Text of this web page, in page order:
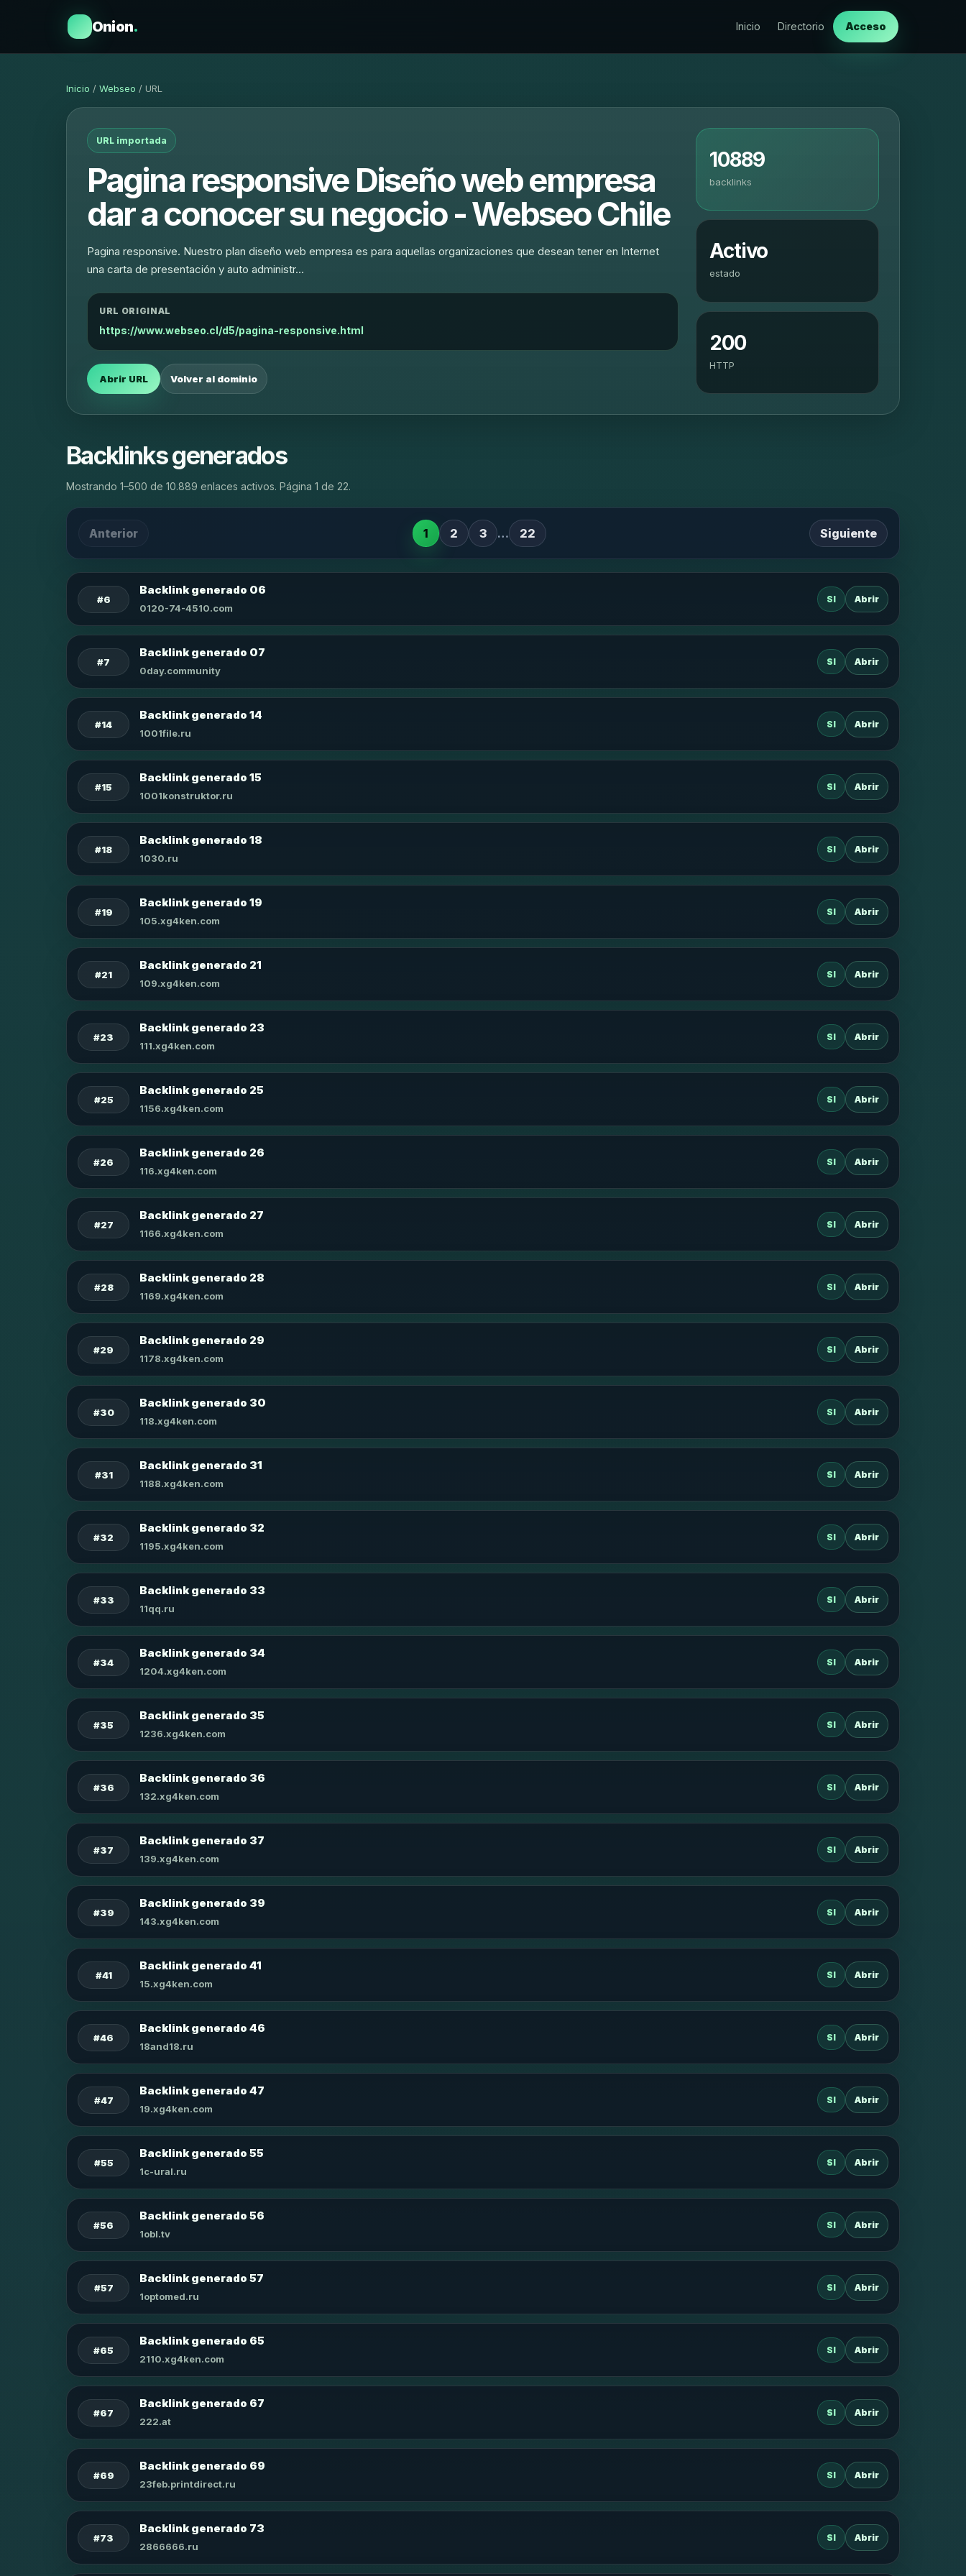
Onion. Inicio Directorio Acceso
Inicio / Webseo / URL
URL importada
Pagina responsive Diseño web empresa
dar a conocer su negocio - Webseo Chile
Pagina responsive. Nuestro plan diseño web empresa es para aquellas organizaciones que desean tener en Internet
una carta de presentación y auto administr…
URL ORIGINAL
https://www.webseo.cl/d5/pagina-responsive.html
Abrir URL Volver al dominio
10889
backlinks
Activo
estado
200
HTTP
Backlinks generados
Mostrando 1–500 de 10.889 enlaces activos. Página 1 de 22.
Anterior 1 2 3 … 22 Siguiente
#6
Backlink generado 06
0120-74-4510.com
SI Abrir
#7
Backlink generado 07
0day.community
SI Abrir
#14
Backlink generado 14
1001file.ru
SI Abrir
#15
Backlink generado 15
1001konstruktor.ru
SI Abrir
#18
Backlink generado 18
1030.ru
SI Abrir
#19
Backlink generado 19
105.xg4ken.com
SI Abrir
#21
Backlink generado 21
109.xg4ken.com
SI Abrir
#23
Backlink generado 23
111.xg4ken.com
SI Abrir
#25
Backlink generado 25
1156.xg4ken.com
SI Abrir
#26
Backlink generado 26
116.xg4ken.com
SI Abrir
#27
Backlink generado 27
1166.xg4ken.com
SI Abrir
#28
Backlink generado 28
1169.xg4ken.com
SI Abrir
#29
Backlink generado 29
1178.xg4ken.com
SI Abrir
#30
Backlink generado 30
118.xg4ken.com
SI Abrir
#31
Backlink generado 31
1188.xg4ken.com
SI Abrir
#32
Backlink generado 32
1195.xg4ken.com
SI Abrir
#33
Backlink generado 33
11qq.ru
SI Abrir
#34
Backlink generado 34
1204.xg4ken.com
SI Abrir
#35
Backlink generado 35
1236.xg4ken.com
SI Abrir
#36
Backlink generado 36
132.xg4ken.com
SI Abrir
#37
Backlink generado 37
139.xg4ken.com
SI Abrir
#39
Backlink generado 39
143.xg4ken.com
SI Abrir
#41
Backlink generado 41
15.xg4ken.com
SI Abrir
#46
Backlink generado 46
18and18.ru
SI Abrir
#47
Backlink generado 47
19.xg4ken.com
SI Abrir
#55
Backlink generado 55
1c-ural.ru
SI Abrir
#56
Backlink generado 56
1obl.tv
SI Abrir
#57
Backlink generado 57
1optomed.ru
SI Abrir
#65
Backlink generado 65
2110.xg4ken.com
SI Abrir
#67
Backlink generado 67
222.at
SI Abrir
#69
Backlink generado 69
23feb.printdirect.ru
SI Abrir
#73
Backlink generado 73
2866666.ru
SI Abrir